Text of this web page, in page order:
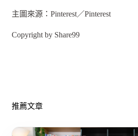
主圖來源：Pinterest／Pinterest
Copyright by Share99
推薦文章